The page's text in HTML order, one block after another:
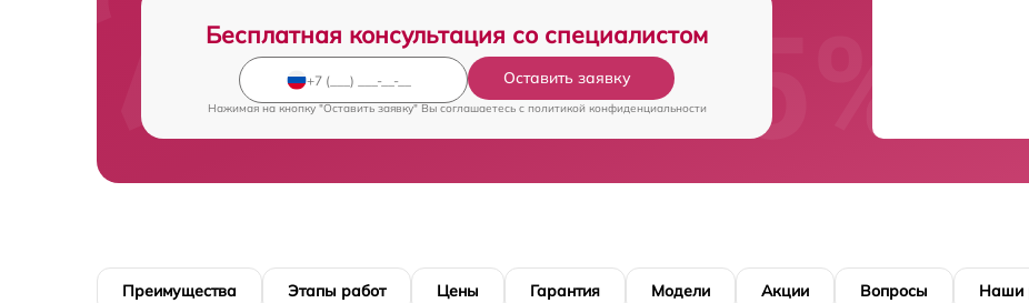
Бесплатная консультация со специалистом
Оставить заявку
Нажимая на кнопку "Оставить заявку" Вы соглашаетесь c политикой конфиденциальности
Преимущества Этапы работ Цены Гарантия Модели Акции Вопросы Наши